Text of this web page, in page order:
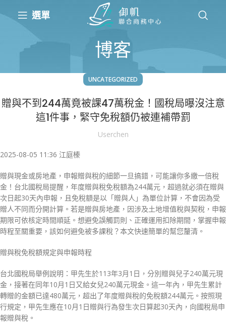
選單
博客
UNCATEGORIZED
贈與不到244萬竟被課47萬稅金！國稅局曝沒注意
這1件事，緊守免稅額仍被連補帶罰
Userchen
2025-08-05 11:36 江庭榛
贈與現金或房地產，申報贈與稅的細節一旦搞錯，可能讓你多繳一倍稅
金！台北國稅局提醒，年度贈與稅免稅額為244萬元，超過就必須在贈與
次日起30天內申報，且免稅額是以「贈與人」為單位計算，不會因為受
贈人不同而分開計算。若是贈與房地產，因涉及土地增值稅與契稅，申報
期限可依核定時間順延。想避免誤觸罰則、正確運用扣除期間，掌握申報
時程至關重要，該如何避免被多課稅？本文快速簡單的幫您釐清。
贈與稅免稅額規定與申報時程
台北國稅局舉例說明：甲先生於113年3月1日，分別贈與兒子240萬元現
金，接著在同年10月1日又給女兒240萬元現金。這一年內，甲先生累計
轉贈的金額已達480萬元，超出了年度贈與稅的免稅額244萬元。按照現
行規定，甲先生應在10月1日贈與行為發生次日算起30天內，向國稅局申
報贈與稅。